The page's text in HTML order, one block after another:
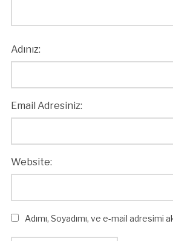
Adınız:
Email Adresiniz:
Website:
Adımı, Soyadımı, ve e-mail adresimi